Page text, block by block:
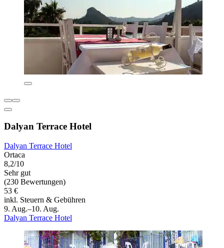
Dalyan Terrace Hotel
Dalyan Terrace Hotel
Ortaca
8,2/10
Sehr gut
(230 Bewertungen)
53 €
inkl. Steuern & Gebühren
9. Aug.–10. Aug.
Dalyan Terrace Hotel